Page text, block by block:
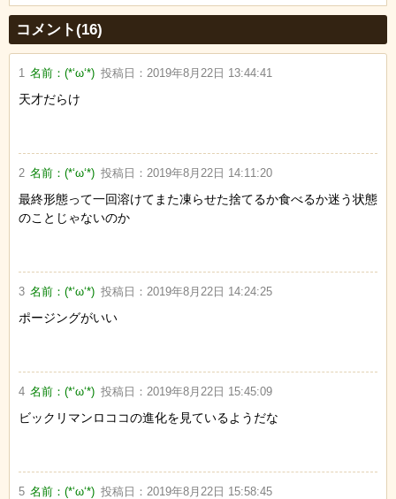
Powered by livedoor 相互RSS
コメント(16)
1 名前：(*‘ω‘*) 投稿日： 2019年8月22日 13:44:41
天才だらけ
2 名前：(*‘ω‘*) 投稿日： 2019年8月22日 14:11:20
最終形態って一回溶けてまた凍らせた捨てるか食べるか迷う状態
のことじゃないのか
3 名前：(*‘ω‘*) 投稿日： 2019年8月22日 14:24:25
ポージングがいい
4 名前：(*‘ω‘*) 投稿日： 2019年8月22日 15:45:09
ビックリマンロココの進化を見ているようだな
5 名前：(*‘ω‘*) 投稿日： 2019年8月22日 15:58:45